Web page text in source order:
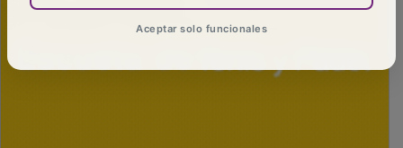
Aceptar solo funcionales